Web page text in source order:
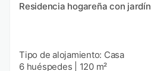
Residencia hogareña con jardín
Tipo de alojamiento: Casa
6 huéspedes
120 m²